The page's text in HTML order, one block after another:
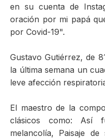
en su cuenta de
oración por mi papá
por Covid-19".
Gustavo Gutiérrez, de
la última semana un
leve afección
El maestro de la
clásicos como: Así
melancolía, Paisaje